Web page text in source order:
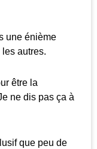
une énième
autres.
être la
ne dis pas ça à
que peu de